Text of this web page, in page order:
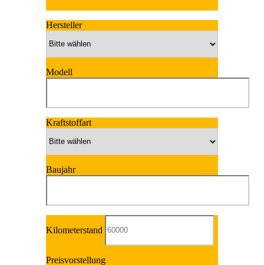
Hersteller
Modell
Kraftstoffart
Baujahr
Kilometerstand
Preisvorstellung